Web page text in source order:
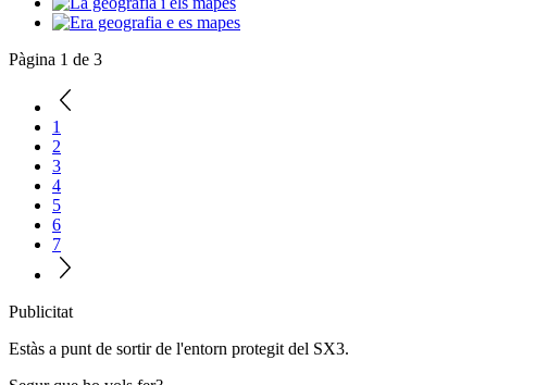
Pàgina 1 de 3
1
2
3
4
5
6
7
Publicitat
Estàs a punt de sortir de l'entorn protegit del SX3.